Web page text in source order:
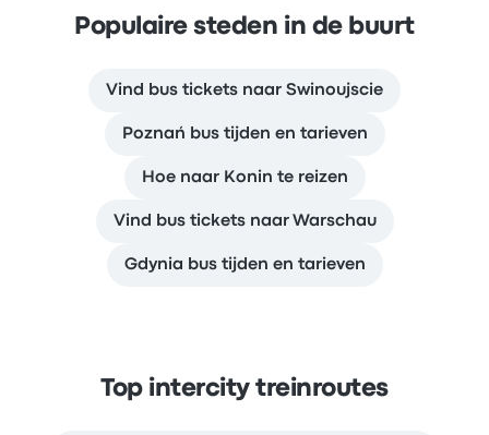
Populaire steden in de buurt
Vind bus tickets naar Swinoujscie
Poznań bus tijden en tarieven
Hoe naar Konin te reizen
Vind bus tickets naar Warschau
Gdynia bus tijden en tarieven
Top intercity treinroutes